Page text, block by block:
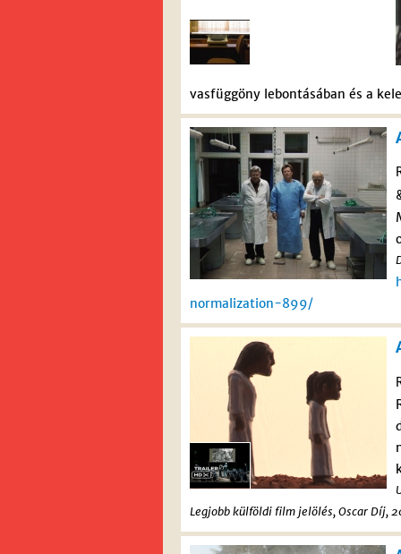
vasfüggöny lebontásában és a
normalization-899/
Legjobb külföldi film jelölés, Oscar Díj,